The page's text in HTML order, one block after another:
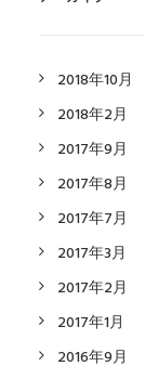
2018年10月
2018年2月
2017年9月
2017年8月
2017年7月
2017年3月
2017年2月
2017年1月
2016年9月